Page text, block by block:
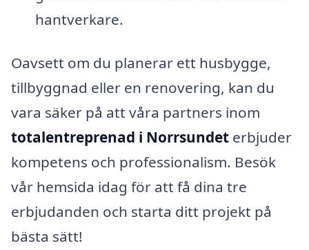
hantverkare.
Oavsett om du planerar ett husbygge,
tillbyggnad eller en renovering, kan du
vara säker på att våra partners inom
totalentreprenad i Norrsundet erbjuder
kompetens och professionalism. Besök
vår hemsida idag för att få dina tre
erbjudanden och starta ditt projekt på
bästa sätt!